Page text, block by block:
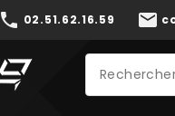
phone 02.51.62.16.59 mail